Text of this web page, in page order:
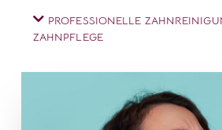
PROFESSIONELLE
ZAHNPFLEGE